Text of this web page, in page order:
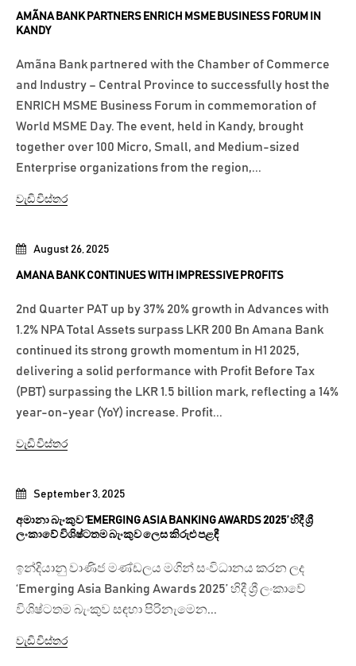
September 3, 2025
අමානා බැංකුව ‘EMERGING ASIA BANKING AWARDS 2025’ හිදී ශ්‍රී
ලංකාවේ විශිෂ්ටතම බැංකුව ලෙස කිරුළු පළඳී
ඉන්දියානු වාණිජ මණ්ඩලය මගින් සංවිධානය කරන ලද
‘Emerging Asia Banking Awards 2025’ හිදී ශ්‍රී ලංකාවේ
විශිෂ්ටතම බැංකුව සඳහා පිරිනැමෙන...
වැඩි විස්තර
August 26, 2025
AMANA BANK CONTINUES WITH IMPRESSIVE PROFITS
2nd Quarter PAT up by 37% 20% growth in Advances with
1.2% NPA Total Assets surpass LKR 200 Bn Amana Bank
continued its strong growth momentum in H1 2025,
delivering a solid performance with Profit Before Tax
(PBT) surpassing the LKR 1.5 billion mark, reflecting a 14%
year-on-year (YoY) increase. Profit...
වැඩි විස්තර
AMÃNA BANK PARTNERS ENRICH MSME BUSINESS FORUM IN
KANDY
Amãna Bank partnered with the Chamber of Commerce
and Industry – Central Province to successfully host the
ENRICH MSME Business Forum in commemoration of
World MSME Day. The event, held in Kandy, brought
together over 100 Micro, Small, and Medium-sized
Enterprise organizations from the region,...
වැඩි විස්තර